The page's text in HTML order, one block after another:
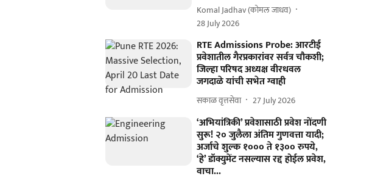
Komal Jadhav (कोमल जाधव)
28 July 2026
RTE Admissions Probe: आरटीई
प्रवेशातील गैरप्रकारांवर सर्वत्र चौकशी;
जिल्हा परिषद अध्यक्ष वीरधवल
जगदाळे यांची सभेत ग्वाही
सकाळ वृत्तसेवा 27 July 2026
‘अभियांत्रिकी’ प्रवेशासाठी प्रवेश नोंदणी
सुरू! २० जुलैला अंतिम गुणवत्ता यादी;
अर्जाचे शुल्क १००० ते १३०० रुपये,
‘हे’ डॉक्युमेंट नसल्यास रद्द होईल प्रवेश,
वाचा...